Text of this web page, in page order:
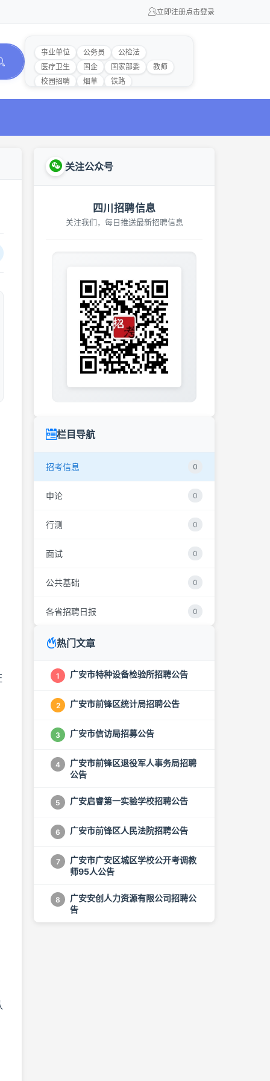
立即注册点击登录
事业单位 公务员
公检法
医疗卫生
国企 国家部委
教师
校园招聘
烟草 铁路
关注公众号
四川招聘信息
关注我们，每日推送最新招聘信息
栏目导航
招考信息 0
申论 0
行测 0
面试 0
公共基础 0
各省招聘日报 0
热门文章
1 广安市特种设备检验所招聘公告
2 广安市前锋区统计局招聘公告
3 广安市信访局招募公告
4
广安市前锋区退役军人事务局招聘
公告
5 广安启睿第一实验学校招聘公告
6 广安市前锋区人民法院招聘公告
7
广安市广安区城区学校公开考调教
师95人公告
8
广安安创人力资源有限公司招聘公
告